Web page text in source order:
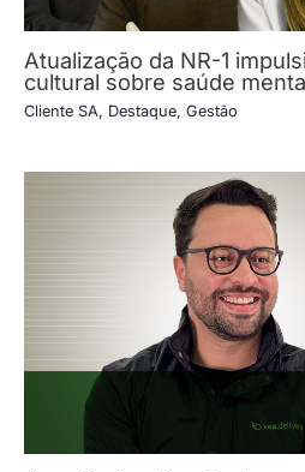
Atualização da NR-1
cultural sobre saúde
Cliente SA, Destaque, Gestão